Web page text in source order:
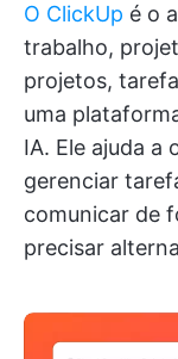
O ClickUp é o
trabalho,
projetos,
uma
IA. Ele ajuda a
gerenciar
comunicar de
precisar